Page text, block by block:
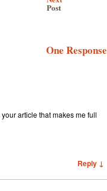
Post
One Response
article that makes me full
Reply ↓